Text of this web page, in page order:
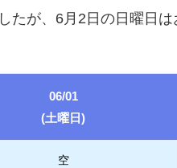
たが、6月2日の日曜日は
06/01
(土曜日)
空